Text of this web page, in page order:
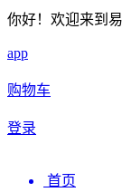
你好！欢迎来到
app
购物车
登录
首页